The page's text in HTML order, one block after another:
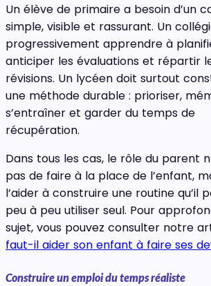
Un élève de primaire a besoin d’un
simple, visible et rassurant. Un
progressivement apprendre à
anticiper les évaluations et répartir
révisions. Un lycéen doit surtout
une méthode durable : prioriser,
s’entraîner et garder du temps de
récupération.
Dans tous les cas, le rôle du parent
pas de faire à la place de l’enfant,
l’aider à construire une routine qu’il
peu à peu utiliser seul. Pour
sujet, vous pouvez consulter notre
faut-il aider son enfant à faire ses
Construire un emploi du temps réaliste